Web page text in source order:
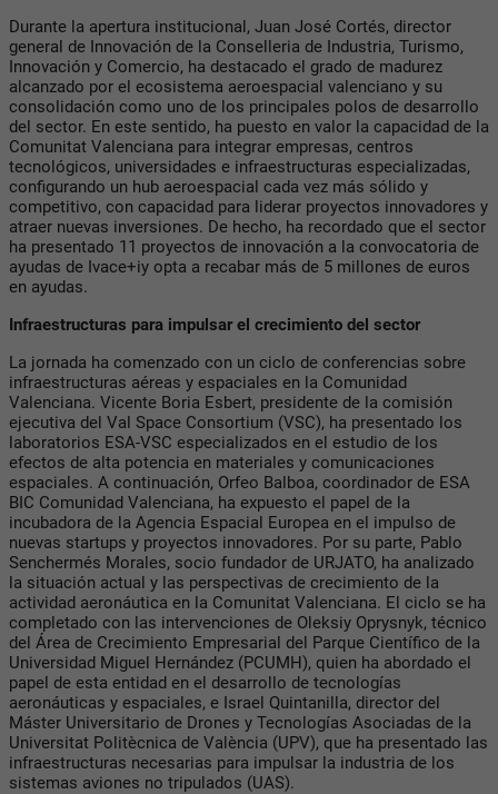
Durante la apertura institucional, Juan José Cortés, director
general de Innovación de la Conselleria de Industria, Turismo,
Innovación y Comercio, ha destacado el grado de madurez
alcanzado por el ecosistema aeroespacial valenciano y su
consolidación como uno de los principales polos de desarrollo
del sector. En este sentido, ha puesto en valor la capacidad de la
Comunitat Valenciana para integrar empresas, centros
tecnológicos, universidades e infraestructuras especializadas,
configurando un hub aeroespacial cada vez más sólido y
competitivo, con capacidad para liderar proyectos innovadores y
atraer nuevas inversiones. De hecho, ha recordado que el sector
ha presentado 11 proyectos de innovación a la convocatoria de
ayudas de Ivace+iy opta a recabar más de 5 millones de euros
en ayudas.
Infraestructuras para impulsar el crecimiento del sector
La jornada ha comenzado con un ciclo de conferencias sobre
infraestructuras aéreas y espaciales en la Comunidad
Valenciana. Vicente Boria Esbert, presidente de la comisión
ejecutiva del Val Space Consortium (VSC), ha presentado los
laboratorios ESA-VSC especializados en el estudio de los
efectos de alta potencia en materiales y comunicaciones
espaciales. A continuación, Orfeo Balboa, coordinador de ESA
BIC Comunidad Valenciana, ha expuesto el papel de la
incubadora de la Agencia Espacial Europea en el impulso de
nuevas startups y proyectos innovadores. Por su parte, Pablo
Senchermés Morales, socio fundador de URJATO, ha analizado
la situación actual y las perspectivas de crecimiento de la
actividad aeronáutica en la Comunitat Valenciana. El ciclo se ha
completado con las intervenciones de Oleksiy Oprysnyk, técnico
del Área de Crecimiento Empresarial del Parque Científico de la
Universidad Miguel Hernández (PCUMH), quien ha abordado el
papel de esta entidad en el desarrollo de tecnologías
aeronáuticas y espaciales, e Israel Quintanilla, director del
Máster Universitario de Drones y Tecnologías Asociadas de la
Universitat Politècnica de València (UPV), que ha presentado las
infraestructuras necesarias para impulsar la industria de los
sistemas aviones no tripulados (UAS).